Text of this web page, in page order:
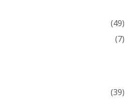
(49)
(7)
(39)